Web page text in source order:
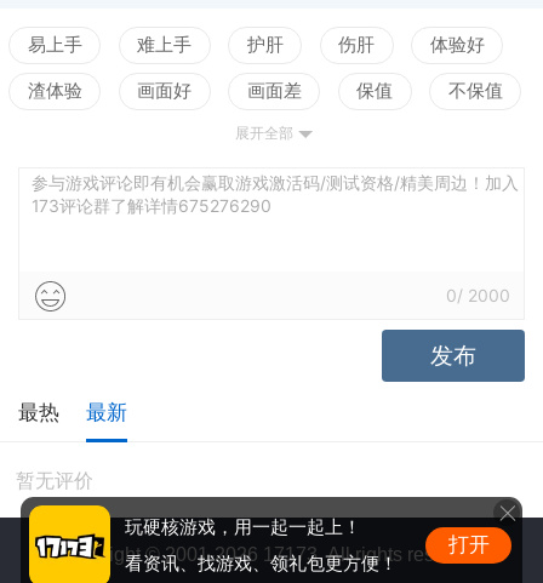
易上手 难上手 护肝 伤肝 体验好
渣体验 画面好 画面差 保值 不保值
测试
展开全部
参与游戏评论即有机会赢取游戏激活码/测试资格/精美周边！加入
173评论群了解详情675276290
0/ 2000
发布
最热 最新
暂无评价
Copyright © 2001-2026 17173. All rights reserved.
玩硬核游戏，用一起一起上！
看资讯、找游戏、领礼包更方便！
打开